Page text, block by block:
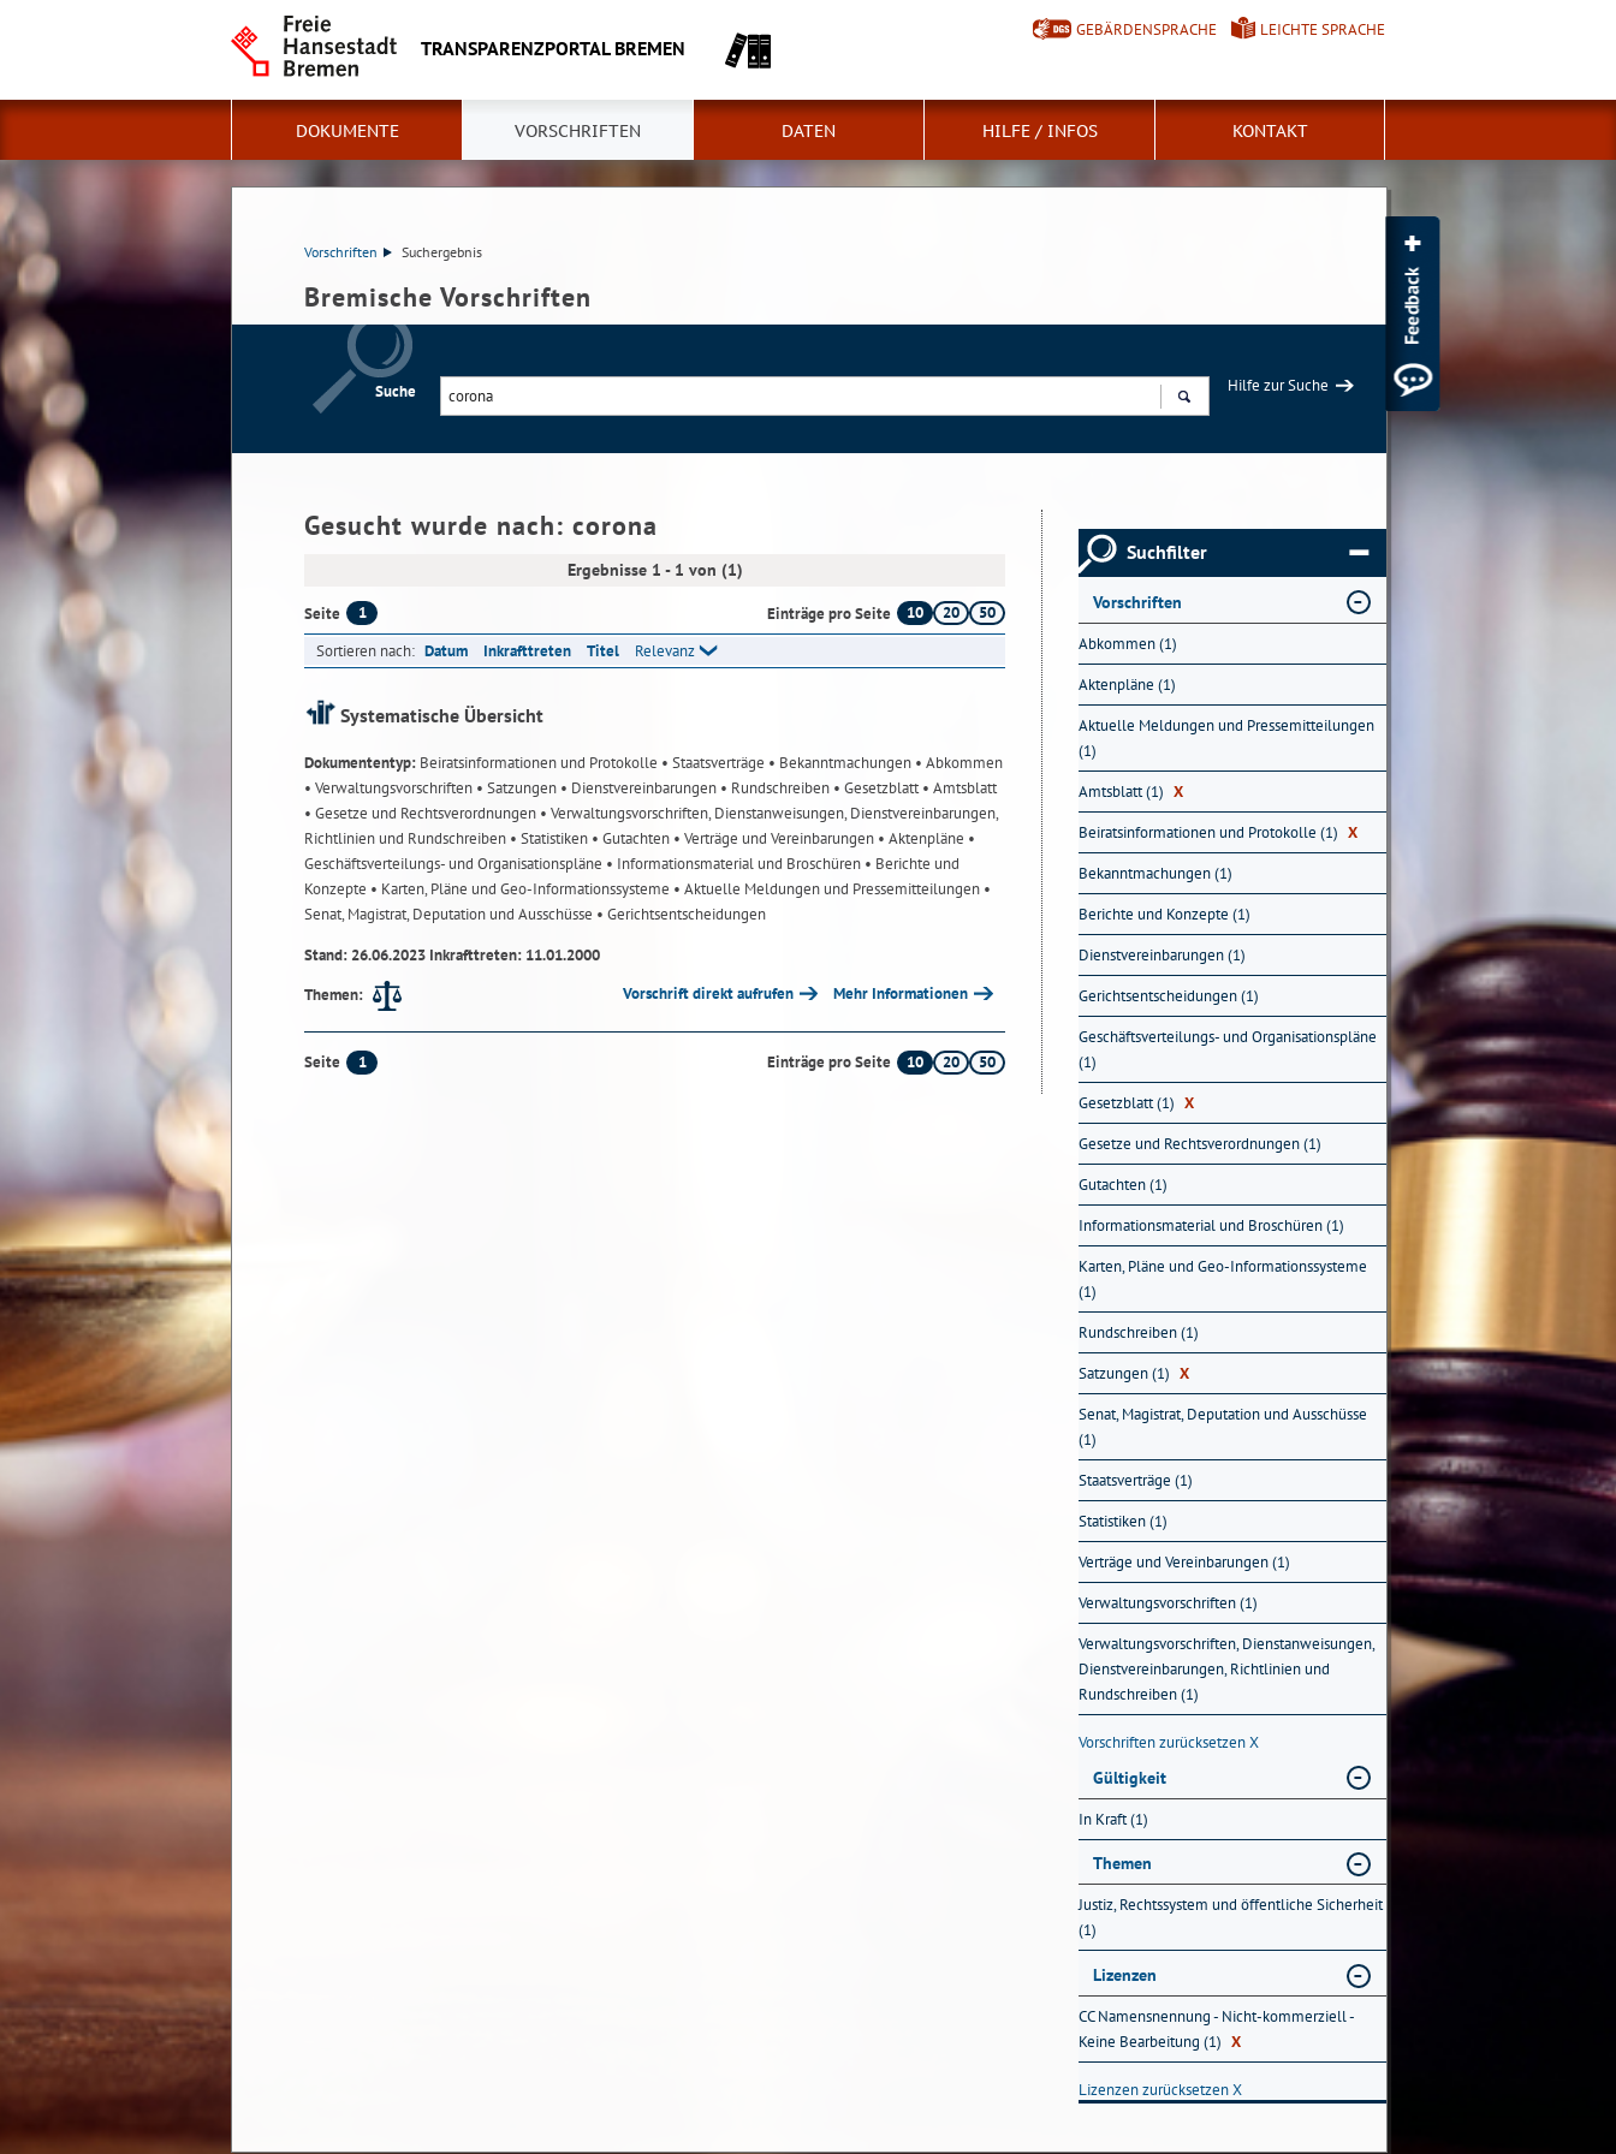
TRANSPARENZPORTAL BREMEN
GEBÄRDENSPRACHE LEICHTE SPRACHE
DOKUMENTE VORSCHRIFTEN DATEN HILFE / INFOS KONTAKT
Vorschriften Suchergebnis
Bremische Vorschriften
Suche
Hilfe zur Suche
Gesucht wurde nach: corona
Ergebnisse 1 - 1 von (1)
Seite 1 Einträge pro Seite 10 20
50
Sortieren nach: Datum Inkrafttreten Titel Relevanz
Systematische Übersicht
Dokumententyp: Beiratsinformationen und Protokolle • Staatsverträge • Bekanntmachungen • Abkommen
• Verwaltungsvorschriften • Satzungen • Dienstvereinbarungen • Rundschreiben • Gesetzblatt• Amtsblatt
• Gesetze und Rechtsverordnungen • Verwaltungsvorschriften, Dienstanweisungen, Dienstvereinbarungen,
Richtlinien und Rundschreiben • Statistiken • Gutachten • Verträge und Vereinbarungen • Aktenpläne •
Geschäftsverteilungs- und Organisationspläne • Informationsmaterial und Broschüren • Berichte und
Konzepte • Karten, Pläne und Geo-Informationssysteme • Aktuelle Meldungen und Pressemitteilungen •
Senat, Magistrat, Deputation und Ausschüsse • Gerichtsentscheidungen
Stand: 26.06.2023 Inkrafttreten: 11.01.2000
Themen:
Vorschrift direkt aufrufen Mehr Informationen
Seite 1 Einträge pro Seite 10 20 50
Suchfilter
Vorschriften
Abkommen (1)
Aktenpläne (1)
Aktuelle Meldungen und Pressemitteilungen
(1)
Amtsblatt (1) X
Beiratsinformationen und Protokolle (1) X
Bekanntmachungen (1)
Berichte und Konzepte (1)
Dienstvereinbarungen (1)
Gerichtsentscheidungen (1)
Geschäftsverteilungs- und Organisationspläne
(1)
Gesetzblatt (1) X
Gesetze und Rechtsverordnungen (1)
Gutachten (1)
Informationsmaterial und Broschüren (1)
Karten, Pläne und Geo-Informationssysteme
(1)
Rundschreiben (1)
Satzungen (1) X
Senat, Magistrat, Deputation und Ausschüsse
(1)
Staatsverträge (1)
Statistiken (1)
Verträge und Vereinbarungen (1)
Verwaltungsvorschriften (1)
Verwaltungsvorschriften, Dienstanweisungen,
Dienstvereinbarungen, Richtlinien und
Rundschreiben (1)
Vorschriften zurücksetzenX
Gültigkeit
In Kraft (1)
Themen
Justiz, Rechtssystem und öffentliche Sicherheit
(1)
Lizenzen
CC Namensnennung - Nicht-kommerziell -
Keine Bearbeitung (1) X
Lizenzen zurücksetzenX